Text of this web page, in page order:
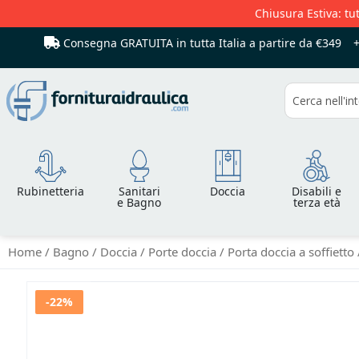
Chiusura Estiva:
Consegna GRATUITA in tutta Italia a partire da €349
Cerca
Rubinetteria Sanitari
e Bagno
Doccia Disabili e
terza età
Home Bagno Doccia Porte doccia Porta doccia a soffietto
Vai
-22%